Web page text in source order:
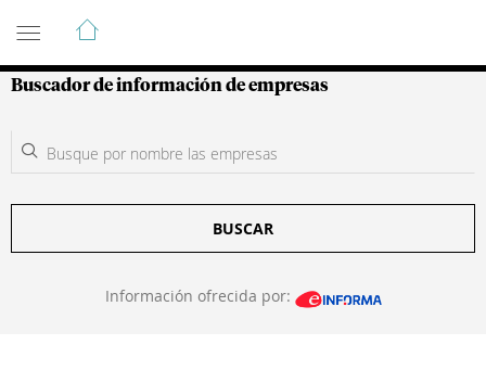
Guía de Empresas Colombianas
Buscador de información de empresas
BUSCAR
Información ofrecida por: